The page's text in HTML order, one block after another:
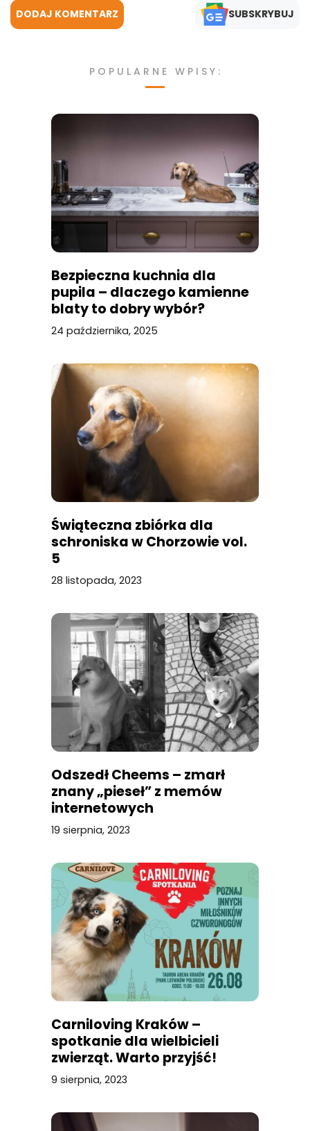
DODAJ KOMENTARZ SUBSKRYBUJ
POPULARNE WPISY:
Bezpieczna kuchnia dla
pupila – dlaczego kamienne
blaty to dobry wybór?
24 października, 2025
Świąteczna zbiórka dla
schroniska w Chorzowie vol.
5
28 listopada, 2023
Odszedł Cheems – zmarł
znany „pieseł” z memów
internetowych
19 sierpnia, 2023
Carniloving Kraków –
spotkanie dla wielbicieli
zwierząt. Warto przyjść!
9 sierpnia, 2023